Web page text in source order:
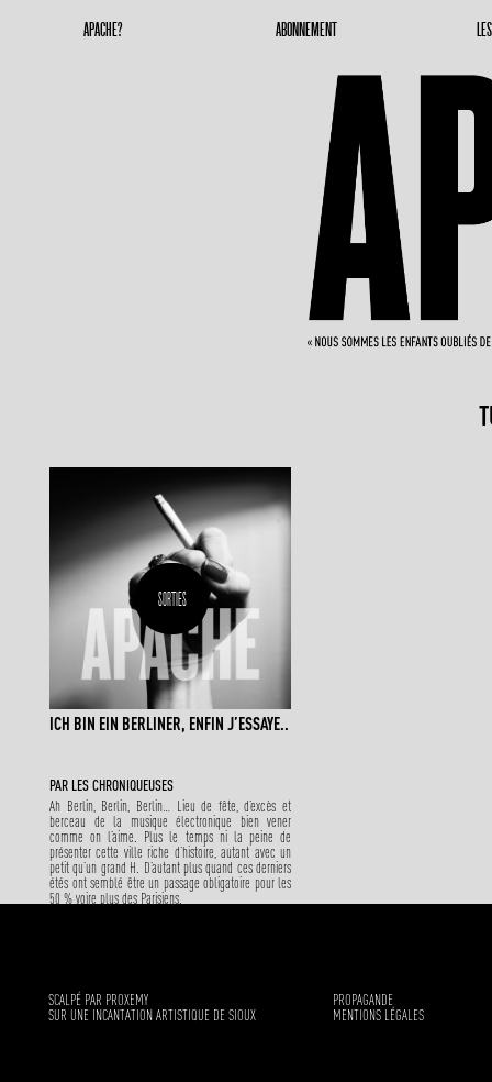
APACHE? ABONNEMENT
SORTIES
ICH BIN EIN BERLINER, ENFIN J’ESSAYE..
PARLES CHRONIQUEUSES
Ah Berlin, Berlin, Berlin… Lieu de fête, d’excès et
berceau de la musique électronique bien vener
comme on l’aime. Plus le temps ni la peine de
présenter cette ville riche d’histoire, autant avec un
petit qu’un grand H. D’autant plus quand ces derniers
étés ont semblé être un passage obligatoire pour les
50 % voire plus des Parisiens.
SCALPÉ PAR PROXEMY
SUR UNE INCANTATION ARTISTIQUE DE SIOUX
PROPAGANDE
MENTIONS LÉGALES